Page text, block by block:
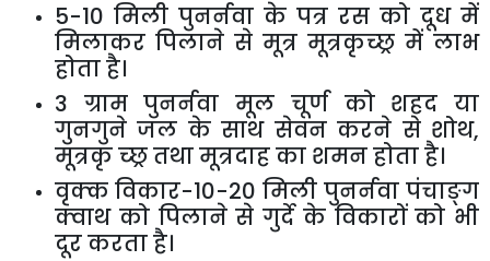
5-10 मिली पुनर्नवा के पत्र रस को दूध में
मिलाकर पिलाने से मूत्र मूत्रकृच्छ्र में लाभ
होता है।
3 ग्राम पुनर्नवा मूल चूर्ण को शहद या
गुनगुने जल के साथ सेवन करने से शोथ,
मूत्रकृ च्छ्र तथा मूत्रदाह का शमन होता है।
वृक्क विकार-10-20 मिली पुनर्नवा पंचाङ्ग
क्वाथ को पिलाने से गुर्दे के विकारों को भी
दूर करता है।